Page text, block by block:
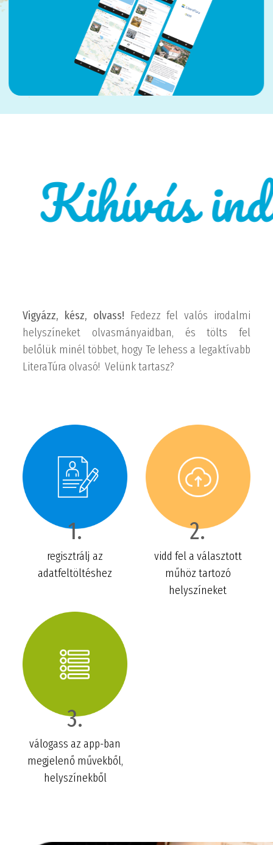
Vigyázz, kész, olvass! Fedezz fel valós irodalmi
helyszíneket olvasmányaidban, és tölts fel
belőlük minél többet, hogy Te lehess a legaktívabb
LiteraTúra olvasó! Velünk tartasz?
1.
regisztrálj az
adatfeltöltéshez
2.
vidd fel a választott
műhöz tartozó
helyszíneket
3.
válogass az app-ban
megjelenő művekből,
helyszínekből